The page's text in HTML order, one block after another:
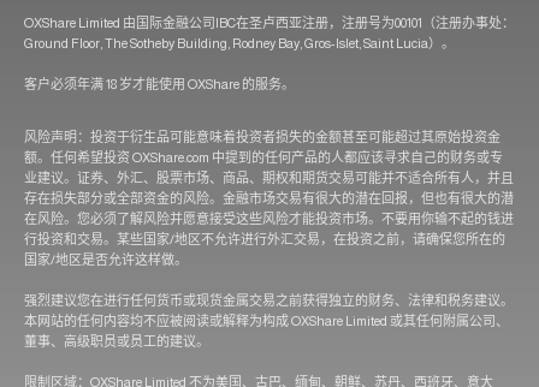
OXShare Limited 由国际金融公司IBC在圣卢西亚注册，注册号为00101（注册办事处：
Ground Floor, The Sotheby Building, Rodney Bay, Gros-Islet, Saint Lucia）。
客户必须年满 18 岁才能使用 OXShare 的服务。
风险声明：投资于衍生品可能意味着投资者损失的金额甚至可能超过其原始投资金
额。任何希望投资 OXShare.com 中提到的任何产品的人都应该寻求自己的财务或专
业建议。证券、外汇、股票市场、商品、期权和期货交易可能并不适合所有人，并且
存在损失部分或全部资金的风险。金融市场交易有很大的潜在回报，但也有很大的潜
在风险。您必须了解风险并愿意接受这些风险才能投资市场。不要用你输不起的钱进
行投资和交易。某些国家/地区不允许进行外汇交易，在投资之前，请确保您所在的
国家/地区是否允许这样做。
强烈建议您在进行任何货币或现货金属交易之前获得独立的财务、法律和税务建议。
本网站的任何内容均不应被阅读或解释为构成 OXShare Limited 或其任何附属公司、
董事、高级职员或员工的建议。
限制区域：OXShare Limited 不为美国、古巴、缅甸、朝鲜、苏丹、西班牙、意大